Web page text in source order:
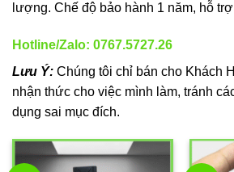
lượng. Chế độ bảo hành 1 năm, hỗ
Hotline/Zalo: 0767.5727.26
Lưu Ý: Chúng tôi chỉ bán cho Khách
nhận thức cho việc mình làm, tránh
dụng sai mục đích.